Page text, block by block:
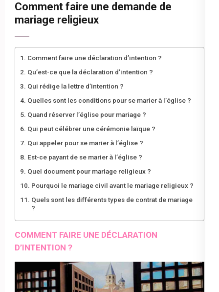
Comment faire une demande de
mariage religieux
Comment faire une déclaration d’intention ?
Qu’est-ce que la déclaration d’intention ?
Qui rédige la lettre d’intention ?
Quelles sont les conditions pour se marier à l’église ?
Quand réserver l’église pour mariage ?
Qui peut célébrer une cérémonie laïque ?
Qui appeler pour se marier à l’église ?
Est-ce payant de se marier à l’église ?
Quel document pour mariage religieux ?
Pourquoi le mariage civil avant le mariage religieux ?
Quels sont les différents types de contrat de mariage
?
COMMENT FAIRE UNE DÉCLARATION
D’INTENTION ?